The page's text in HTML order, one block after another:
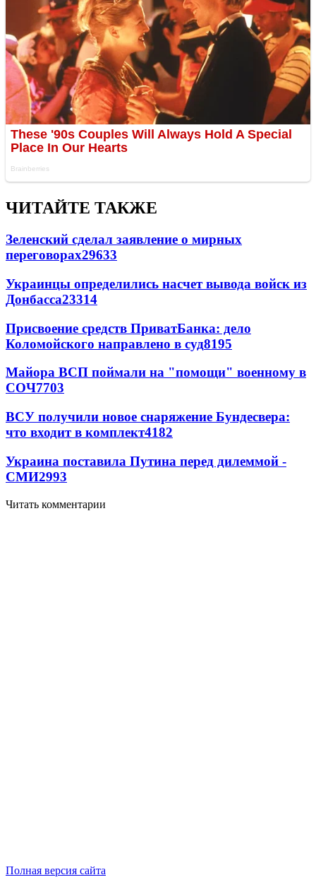
ЧИТАЙТЕ ТАКЖЕ
Зеленский сделал заявление о мирных
переговорах29633
Украинцы определились насчет вывода войск из
Донбасса23314
Присвоение средств ПриватБанка: дело
Коломойского направлено в суд8195
Майора ВСП поймали на "помощи" военному в
СОЧ7703
ВСУ получили новое снаряжение Бундесвера:
что входит в комплект4182
Украина поставила Путина перед дилеммой -
СМИ2993
Читать комментарии
Полная версия сайта